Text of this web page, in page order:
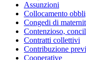
Assunzioni
Collocamento
Congedi di
Contenzioso,
Contratti collettivi
Contribuzione
Cooperative